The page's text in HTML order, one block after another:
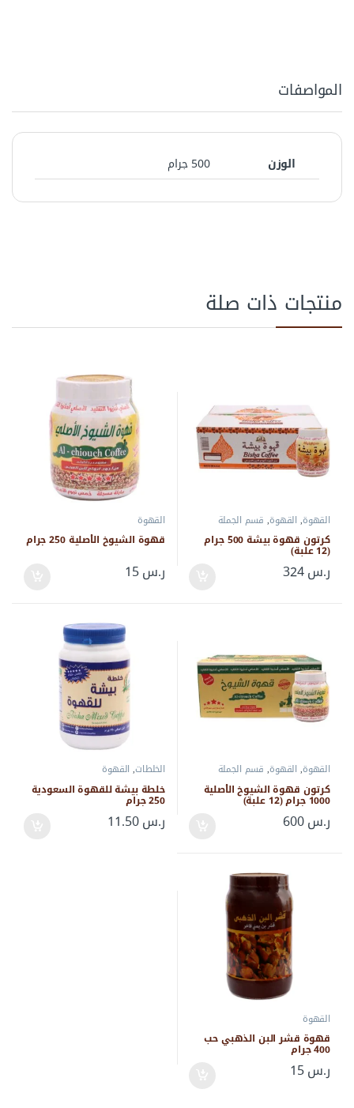
المواصفات
الوزن 500 جرام
منتجات ذات صلة
القهوة, القهوة, قسم الجملة
كرتون قهوة بيشة 500 جرام
(12 علبة)
ر.س324
القهوة
قهوة الشيوخ الأصلية 250 جرام
ر.س15
القهوة, القهوة, قسم الجملة
كرتون قهوة الشيوخ الأصلية
1000 جرام (12 علبة)
ر.س600
الخلطات, القهوة
خلطة بيشة للقهوة السعودية
250 جرام
ر.س11.50
القهوة
قهوة قشر البن الذهبي حب
400 جرام
ر.س15